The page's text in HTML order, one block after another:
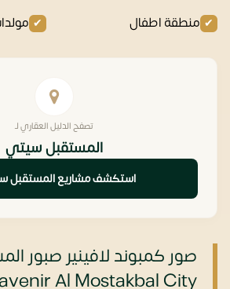
منطقة اطفال
تصفح الدليل العقاري لـ
المستقبل سيتي
استكشف مشاريع المستقبل
صور كمبوند لافينير صبور
Al Mostakbal City